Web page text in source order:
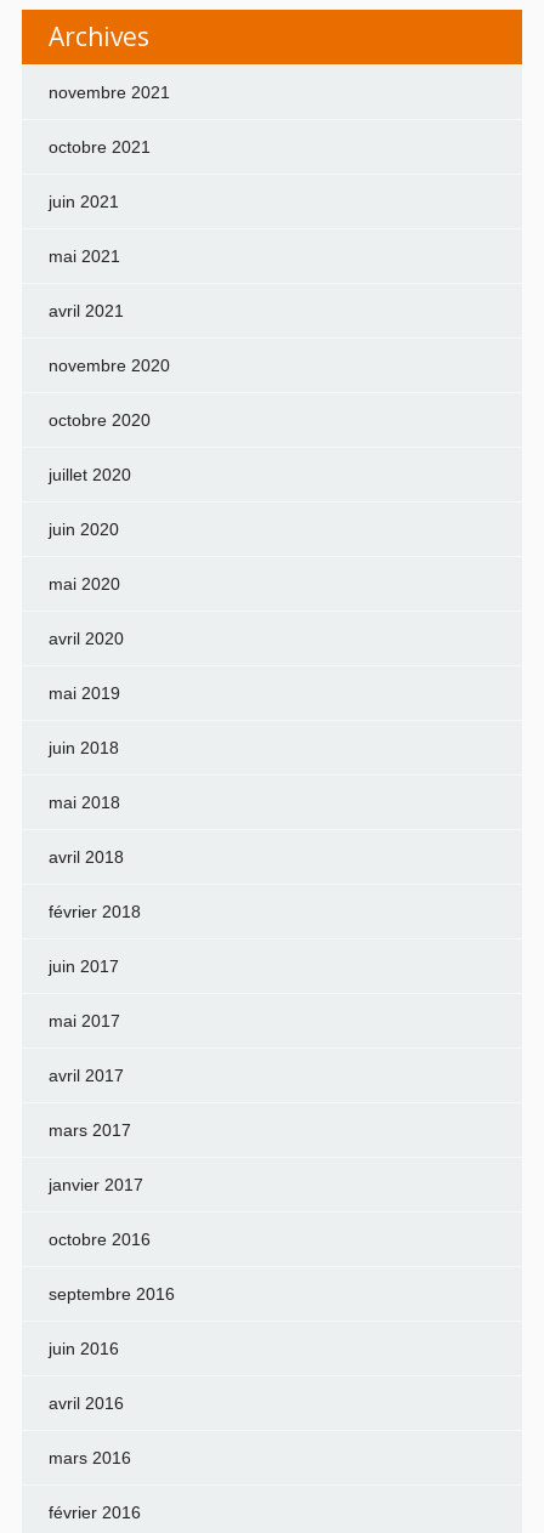
Archives
novembre 2021
octobre 2021
juin 2021
mai 2021
avril 2021
novembre 2020
octobre 2020
juillet 2020
juin 2020
mai 2020
avril 2020
mai 2019
juin 2018
mai 2018
avril 2018
février 2018
juin 2017
mai 2017
avril 2017
mars 2017
janvier 2017
octobre 2016
septembre 2016
juin 2016
avril 2016
mars 2016
février 2016